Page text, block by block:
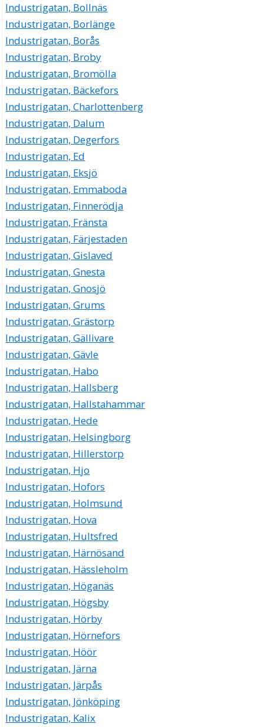
Industrigatan, Bollnäs
Industrigatan, Borlänge
Industrigatan, Borås
Industrigatan, Broby
Industrigatan, Bromölla
Industrigatan, Bäckefors
Industrigatan, Charlottenberg
Industrigatan, Dalum
Industrigatan, Degerfors
Industrigatan, Ed
Industrigatan, Eksjö
Industrigatan, Emmaboda
Industrigatan, Finnerödja
Industrigatan, Fränsta
Industrigatan, Färjestaden
Industrigatan, Gislaved
Industrigatan, Gnesta
Industrigatan, Gnosjö
Industrigatan, Grums
Industrigatan, Grästorp
Industrigatan, Gällivare
Industrigatan, Gävle
Industrigatan, Habo
Industrigatan, Hallsberg
Industrigatan, Hallstahammar
Industrigatan, Hede
Industrigatan, Helsingborg
Industrigatan, Hillerstorp
Industrigatan, Hjo
Industrigatan, Hofors
Industrigatan, Holmsund
Industrigatan, Hova
Industrigatan, Hultsfred
Industrigatan, Härnösand
Industrigatan, Hässleholm
Industrigatan, Höganäs
Industrigatan, Högsby
Industrigatan, Hörby
Industrigatan, Hörnefors
Industrigatan, Höör
Industrigatan, Järna
Industrigatan, Järpås
Industrigatan, Jönköping
Industrigatan, Kalix